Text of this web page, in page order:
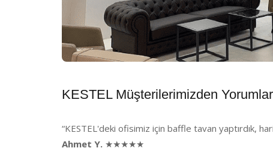
KESTEL Müşterilerimizden Yorumlar
“KESTEL'deki ofisimiz için baffle tavan yaptırdık,
Ahmet Y. ★★★★★